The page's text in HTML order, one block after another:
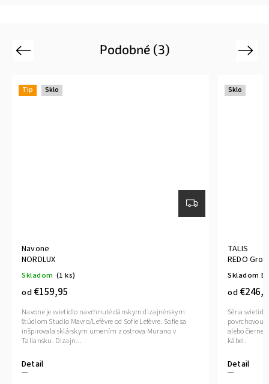
Podobné (3)
Previous
Tip Sklo
Navone
NORDLUX
Skladom (1 ks)
od €159,95
Detail
Navone je svietidlo navrhnuté dánskym dizajnérskym
štúdiom Studio Mavro/Lefèvre od Sofie Lefèvre. Sofie sa
inšpirovala sklárskym umením z ostrova Murano v
Taliansku. Dizajn...
Sklo
TALIS
REDO
Skladom
od
Detail
Séria
povrchovou
alebo čiernej
kábel.
Next